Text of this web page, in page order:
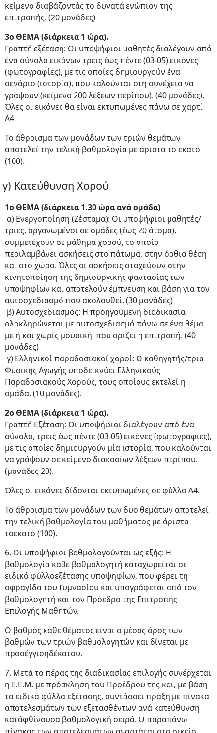
κείμενο διαβάζοντάς το δυνατά ενώπιον της
επιτροπής. (20 μονάδες)
3ο ΘΕΜΑ (διάρκεια 1 ώρα).
Γραπτή εξέταση: Οι υποψήφιοι μαθητές διαλέγουν από
ένα σύνολο εικόνων τρεις έως πέντε (03-05) εικόνες
(φωτογραφίες), με τις οποίες δημιουργούν ένα
σενάριο (ιστορία), που καλούνται στη συνέχεια να
γράψουν (κείμενο 200 λέξεων περίπου). (40 μονάδες).
Όλες οι εικόνες θα είναι εκτυπωμένες πάνω σε χαρτί
A4.
Το άθροισμα των μονάδων των τριών θεμάτων
αποτελεί την τελική βαθμολογία με άριστα το εκατό
(100).
γ) Κατεύθυνση Χορού
1ο ΘΕΜΑ (διάρκεια 1.30 ώρα ανά ομάδα)
α) Ενεργοποίηση (Ζέσταμα): Οι υποψήφιοι μαθητές/
τριες, οργανωμένοι σε ομάδες (έως 20 άτομα),
συμμετέχουν σε μάθημα χορού, το οποίο
περιλαμβάνει ασκήσεις στο πάτωμα, στην όρθια θέση
και στο χώρο. Όλες οι ασκήσεις στοχεύουν στην
κινητοποίηση της δημιουργικής φαντασίας των
υποψηφίων και αποτελούν έμπνευση και βάση για τον
αυτοσχεδιασμό που ακολουθεί. (30 μονάδες)
β) Αυτοσχεδιασμός: Η προηγούμενη διαδικασία
ολοκληρώνεται με αυτοσχεδιασμό πάνω σε ένα θέμα
με ή και χωρίς μουσική, που ορίζει η επιτροπή. (40
μονάδες)
γ) Ελληνικοί παραδοσιακοί χοροί: Ο καθηγητής/τρια
Φυσικής Αγωγής υποδεικνύει Ελληνικούς
Παραδοσιακούς Χορούς, τους οποίους εκτελεί η
ομάδα. (10 μονάδες).
2ο ΘΕΜΑ (διάρκεια 1 ώρα).
Γραπτή Εξέταση: Οι υποψήφιοι διαλέγουν από ένα
σύνολο, τρεις έως πέντε (03-05) εικόνες (φωτογραφίες),
με τις οποίες δημιουργούν μία ιστορία, που καλούνται
να γράψουν σε κείμενο διακοσίων λέξεων περίπου.
(μονάδες 20).
Όλες οι εικόνες δίδονται εκτυπωμένες σε φύλλο A4.
Το άθροισμα των μονάδων των δυο θεμάτων αποτελεί
την τελική βαθμολογία του μαθήματος με άριστα
τοεκατό (100).
6. Οι υποψήφιοι βαθμολογούνται ως εξής: Η
βαθμολογία κάθε βαθμολογητή καταχωρείται σε
ειδικό φύλλοεξέτασης υποψηφίων, που φέρει τη
σφραγίδα του Γυμνασίου και υπογράφεται από τον
βαθμολογητή και τον Πρόεδρο της Επιτροπής
Επιλογής Μαθητών.
Ο βαθμός κάθε θέματος είναι ο μέσος όρος των
βαθμών των τριών βαθμολογητών και δίνεται με
προσέγγισηδέκατου.
7. Μετά το πέρας της διαδικασίας επιλογής συνέρχεται
η Ε.Ε.Μ. με πρόσκληση του Προέδρου της και, με βάση
τα ειδικά φύλλα εξέτασης, συντάσσει πράξη με πίνακα
αποτελεσμάτων των εξετασθέντων ανά κατεύθυνση
κατάφθίνουσα βαθμολογική σειρά. Ο παραπάνω